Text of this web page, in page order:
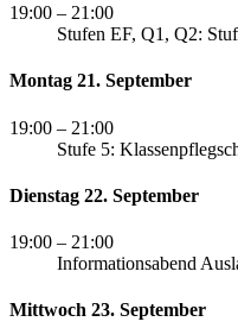
19:00 – 21:00
Stufen EF, Q1, Q2:
Montag 21. September
19:00 – 21:00
Stufe 5:
Dienstag 22. September
19:00 – 21:00
Informationsabend
Mittwoch 23. September